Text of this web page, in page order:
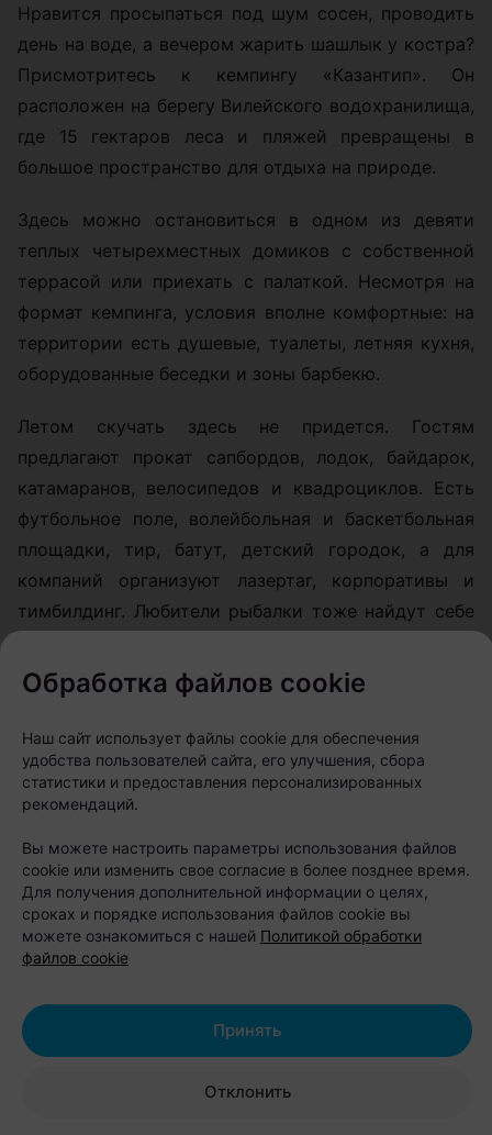
Нравится просыпаться под шум сосен, проводить
день на воде, а вечером жарить шашлык у костра?
Присмотритесь к кемпингу «Казантип». Он
расположен на берегу Вилейского водохранилища,
где 15 гектаров леса и пляжей превращены в
большое пространство для отдыха на природе.
Здесь можно остановиться в одном из девяти
теплых четырехместных домиков с собственной
террасой или приехать с палаткой. Несмотря на
формат кемпинга, условия вполне комфортные: на
территории есть душевые, туалеты, летняя кухня,
оборудованные беседки и зоны барбекю.
Летом скучать здесь не придется. Гостям
предлагают прокат сапбордов, лодок, байдарок,
катамаранов, велосипедов и квадроциклов. Есть
футбольное поле, волейбольная и баскетбольная
площадки, тир, батут, детский городок, а для
компаний организуют лазертаг, корпоративы и
тимбилдинг. Любители рыбалки тоже найдут себе
считается одним из популярных мест для ловли
рыбы.
Стоимость проживания:
четырехместный домик — 130 рублей
в будние дни и 160 рублей в выходные;
двухместный домик — от 100 рублей в
сутки;
размещение в палатке — 17 рублей с
человека в сутки;
В стоимость отдыха уже входят
площадками, детским городком,
Обработка файлов cookie
Наш сайт использует файлы cookie для обеспечения
удобства пользователей сайта, его улучшения, сбора
статистики и предоставления персонализированных
рекомендаций.
Вы можете настроить параметры использования файлов
cookie или изменить свое согласие в более позднее время.
Для получения дополнительной информации о целях,
сроках и порядке использования файлов cookie вы
можете ознакомиться с нашей Политикой обработки
файлов cookie
Отклонить
Принять